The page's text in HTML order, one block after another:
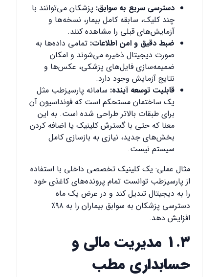
دسترسی سریع به سوابق: پزشکان می‌توانند با
چند کلیک، سابقه کامل بیمار، نسخه‌ها و
آزمایش‌های قبلی را مشاهده کنند.
ضبط دقیق و امن اطلاعات: تمامی داده‌ها به
صورت دیجیتال ذخیره می‌شوند و امکان
ضمیمه‌سازی فایل‌های پزشکی، عکس‌ها و
نتایج آزمایش وجود دارد.
قابلیت توسعه آینده: سامانه پارسیزطب مثل
یک ساختمان مستحکم است که فونداسیون آن
برای طبقات بالاتر طراحی شده است. به این
معنا که حتی با گسترش کلینیک یا اضافه کردن
بخش‌های جدید، نیازی به بازسازی کامل
سیستم نیست.
مثال عملی: یک کلینیک تخصصی داخلی با استفاده
از پارسیزطب توانست تمام پرونده‌های کاغذی خود
را به دیجیتال تبدیل کند و در عرض یک ماه
دسترسی پزشکان به سوابق بیماران را به ۹۸٪
افزایش دهد.
۱.۳ مدیریت مالی و
حسابداری مطب